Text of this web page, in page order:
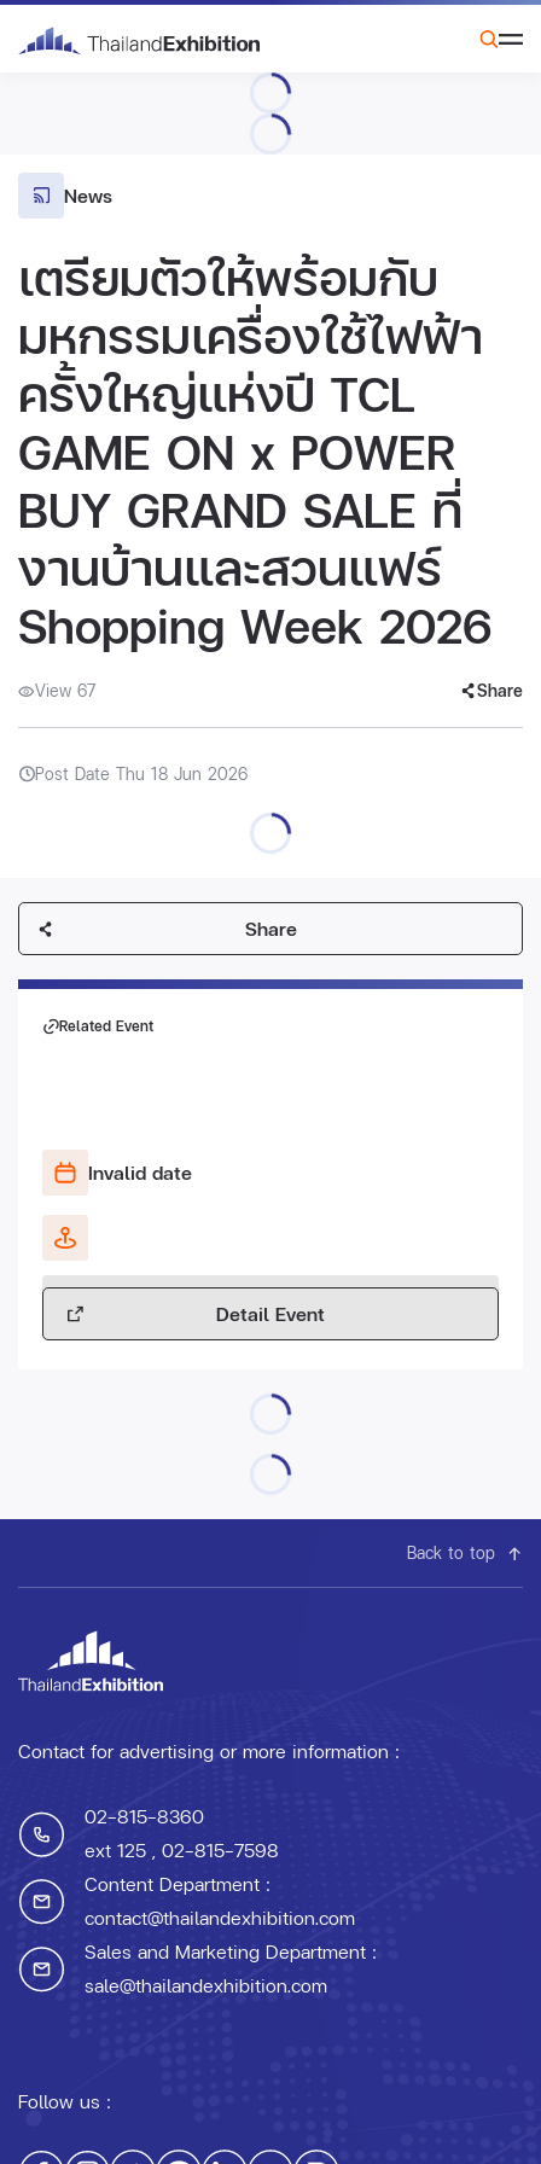
News
เตรียมตัวให้พร้อมกับ
มหกรรมเครื่องใช้ไฟฟ้า
ครั้งใหญ่แห่งปี TCL
GAME ON x POWER
BUY GRAND SALE ที่
งานบ้านและสวนแฟร์
Shopping Week 2026
View 67 Share
Post Date Thu 18 Jun 2026
Share
Related Event
Invalid date
Detail Event
Back to top
Contact for advertising or more information :
02-815-8360
ext 125 , 02-815-7598
Content Department :
contact@thailandexhibition.com
Sales and Marketing Department :
sale@thailandexhibition.com
Follow us :